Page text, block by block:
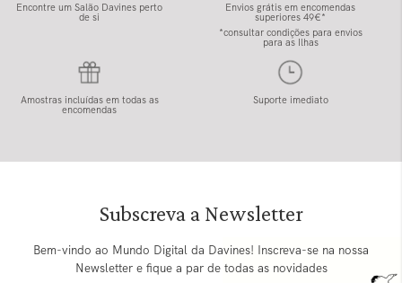
Encontre um Salão Davines perto
de si
Envios grátis em encomendas
superiores 49€*
*consultar condições para envios
para as Ilhas
Amostras incluídas em todas as
encomendas
Suporte imediato
Subscreva a Newsletter
Bem-vindo ao Mundo Digital da Davines! Inscreva-se na nossa
Newsletter e fique a par de todas as novidades